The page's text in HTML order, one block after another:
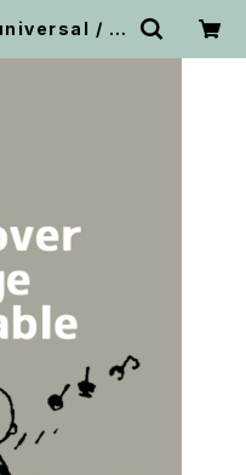
universal / フ